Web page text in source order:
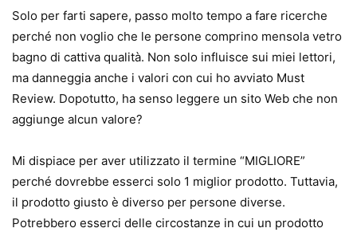
Solo per farti sapere, passo molto tempo a fare ricerche
perché non voglio che le persone comprino mensola vetro
bagno di cattiva qualità. Non solo influisce sui miei lettori,
ma danneggia anche i valori con cui ho avviato Must
Review. Dopotutto, ha senso leggere un sito Web che non
aggiunge alcun valore?
Mi dispiace per aver utilizzato il termine “MIGLIORE”
perché dovrebbe esserci solo 1 miglior prodotto. Tuttavia,
il prodotto giusto è diverso per persone diverse.
Potrebbero esserci delle circostanze in cui un prodotto